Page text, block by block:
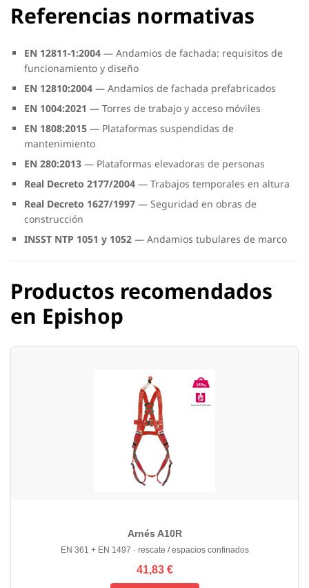
Referencias normativas
EN 12811-1:2004 — Andamios de fachada: requisitos de
funcionamiento y diseño
EN 12810:2004 — Andamios de fachada prefabricados
EN 1004:2021 — Torres de trabajo y acceso móviles
EN 1808:2015 — Plataformas suspendidas de
mantenimiento
EN 280:2013 — Plataformas elevadoras de personas
Real Decreto 2177/2004 — Trabajos temporales en altura
Real Decreto 1627/1997 — Seguridad en obras de
construcción
INSST NTP 1051 y 1052 — Andamios tubulares de marco
Productos recomendados
en Epishop
Arnés A10R
EN 361 + EN 1497 · rescate / espacios confinados
41,83 €